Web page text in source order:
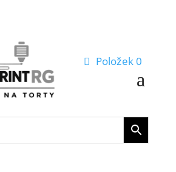
Položek 0